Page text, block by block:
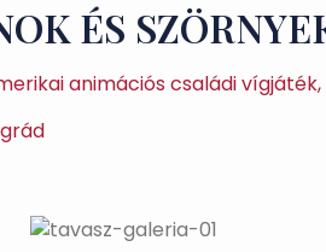
ÉS
animációs családi